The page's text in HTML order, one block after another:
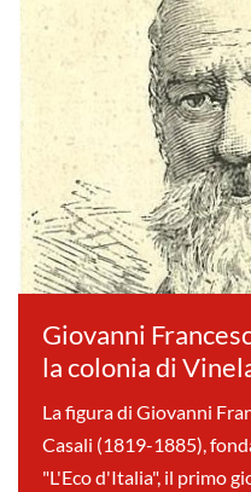
Giovanni
la colonia di
La figura di Giovanni
Casali (1819-1885),
"L'Eco d'Italia", il primo